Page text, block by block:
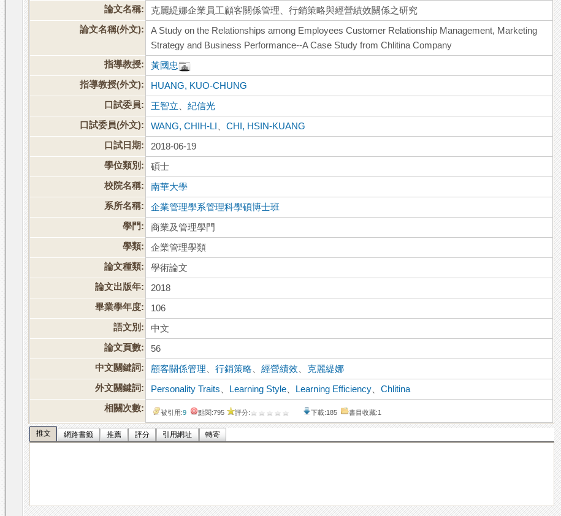
論文名稱:
克麗緹娜企業員工顧客關係管理、行銷策略與經營績效關係之研究
論文名稱(外文):
A Study on the Relationships among Employees Customer Relationship Management, Marketing
Strategy and Business Performance--A Case Study from Chlitina Company
指導教授:
黃國忠
指導教授(外文):
HUANG, KUO-CHUNG
口試委員:
王智立 、紀信光
口試委員(外文):
WANG, CHIH-LI 、CHI, HSIN-KUANG
口試日期:
2018-06-19
學位類別:
碩士
校院名稱:
南華大學
系所名稱:
企業管理學系管理科學碩博士班
學門:
商業及管理學門
學類:
企業管理學類
論文種類:
學術論文
論文出版年:
2018
畢業學年度:
106
語文別:
中文
論文頁數:
56
中文關鍵詞:
顧客關係管理 、行銷策略 、經營績效
克麗緹娜
外文關鍵詞:
Personality Traits Learning Style Learning Efficiency 、Chlitina
相關次數:
被引用:9 點閱:795 評分: 下載:185 書目收藏:1
推文 網路書籤 推薦 評分 引用網址 轉寄